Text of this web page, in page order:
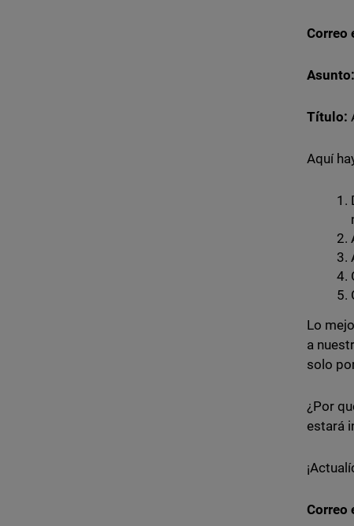
Correo
Asunto:
Título:
Aquí
Lo
a
solo
¿Por
estará
Correo